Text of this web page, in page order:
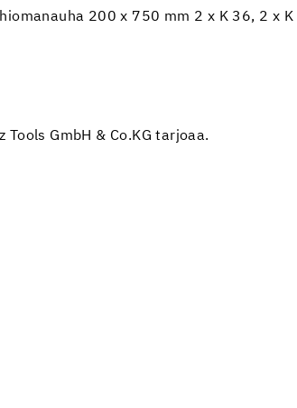
200 x 750 mm 2 x K 36, 2 x
GmbH & Co.KG tarjoaa.